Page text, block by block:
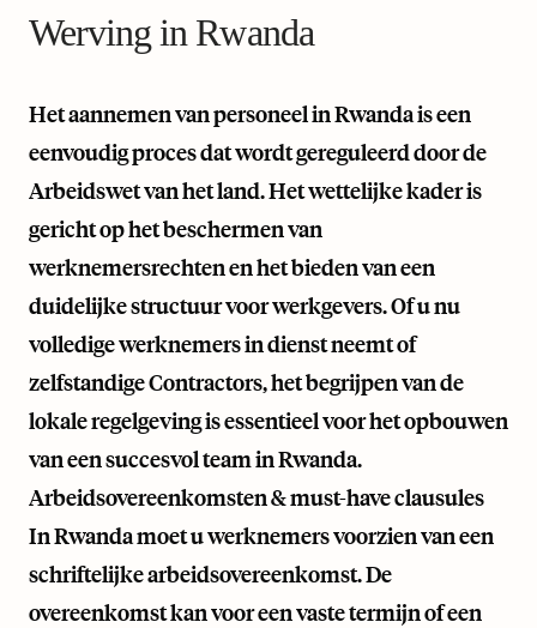
Werving in Rwanda
Het aannemen van personeel in Rwanda is een
eenvoudig proces dat wordt gereguleerd door de
Arbeidswet van het land. Het wettelijke kader is
gericht op het beschermen van
werknemersrechten en het bieden van een
duidelijke structuur voor werkgevers. Of u nu
volledige werknemers in dienst neemt of
zelfstandige Contractors, het begrijpen van de
lokale regelgeving is essentieel voor het opbouwen
van een succesvol team in Rwanda.
Arbeidsovereenkomsten & must-have clausules
In Rwanda moet u werknemers voorzien van een
schriftelijke arbeidsovereenkomst. De
overeenkomst kan voor een vaste termijn of een